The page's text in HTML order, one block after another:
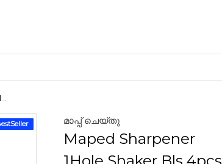
ക്രാഫ്റ്റ് മെറ്റീരിയലുകൾ
മാപ്പ് ചെയ്തു
Maped Sharpener